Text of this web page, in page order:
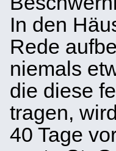
In den
Rede
niemals
die diese
tragen,
40 Tage